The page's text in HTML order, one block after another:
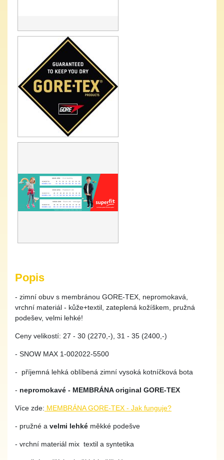
Popis
- zimní obuv s membránou GORE-TEX, nepromokavá,
vrchní materiál - kůže+textil, zateplená kožíškem, pružná
podešev, velmi lehké!
Ceny velikostí: 27 - 30 (2270,-), 31 - 35 (2400,-)
- SNOW MAX 1-002022-5500
- příjemná lehká oblíbená zimní vysoká kotníčková bota
- nepromokavé - MEMBRÁNA original GORE-TEX
Více zde: MEMBRÁNA GORE-TEX - Jak funguje?
- pružné a velmi lehké měkké podešve
- vrchní materiál mix textil a syntetika